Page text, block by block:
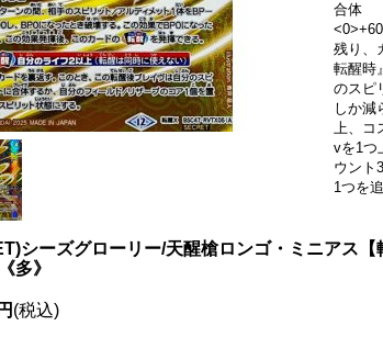
合体
残り、
転醒時
のスピ
しか減
上、コ
vを1つ
ウント
1つを
シーズグローリー/天醒槍ロンゴ・ミニアス
多》
(税込)